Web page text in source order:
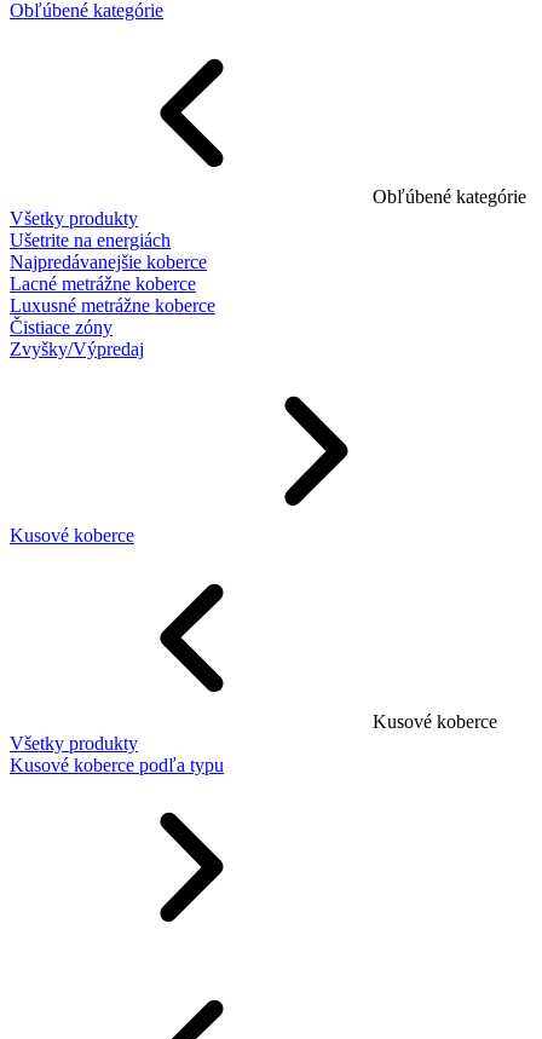
Obľúbené kategórie
Obľúbené kategórie
Všetky produkty
Ušetrite na energiách
Najpredávanejšie koberce
Lacné metrážne koberce
Luxusné metrážne koberce
Čistiace zóny
Zvyšky/Výpredaj
Kusové koberce
Kusové koberce
Všetky produkty
Kusové koberce podľa typu